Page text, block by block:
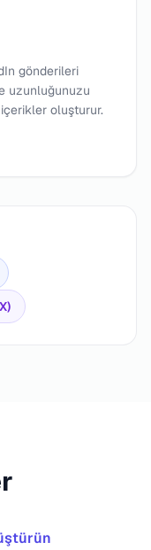
gönderileri
uzunluğunuzu
oluşturur.